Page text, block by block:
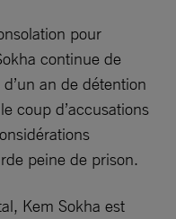
pour
continue de
an de détention
coup d’accusations
peine de prison.
Kem Sokha est